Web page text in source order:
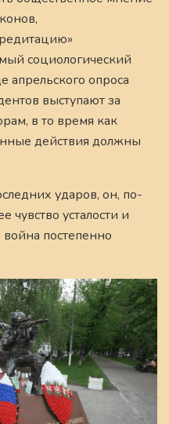
социологический
апрельского опроса
выступают за
в то время как
действия должны
ударов, он, по-
чувство усталости и
постепенно